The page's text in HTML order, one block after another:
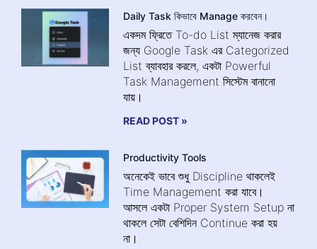
Daily Task কিভাবে Manage করবেন।
একদম ফ্রিতে To-do List ম্যানেজ করার
জন্য Google Task এর Categorized
List ব্যাবহার করলে, একটা Powerful
Task Management সিস্টেম বানানো
যায়।
READ POST »
Productivity Tools
অনেকেই ভাবে শুধু Discipline থাকলেই
Time Management করা যাবে।
আসলে একটা Proper System Setup না
থাকলে সেটা বেশিদিন Continue করা হয়
না।